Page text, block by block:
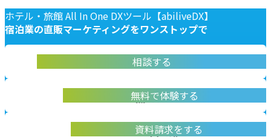
ホテル・旅館 All In One DXツール【abiliveDX】
宿泊業の直販マーケティングをワンストップで
お問い合わせ
abiliveDX導入に関する不明点をお答えします
相談する
無料デモ体験
実際に操作して体験いただけます
無料で体験する
資料請求
abiliveDXの資料はこちらから
資料請求をする